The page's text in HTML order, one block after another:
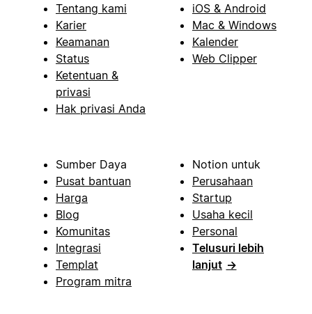
Tentang kami
Karier
Keamanan
Status
Ketentuan &
privasi
Hak privasi Anda
iOS & Android
Mac & Windows
Kalender
Web Clipper
Sumber Daya
Pusat bantuan
Harga
Blog
Komunitas
Integrasi
Templat
Program mitra
Notion untuk
Perusahaan
Startup
Usaha kecil
Personal
Telusuri lebih
lanjut →